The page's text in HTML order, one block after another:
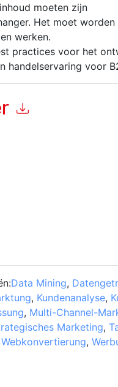
moeten zijn
Het moet
werken.
practices voor het
handelservaring voor
Data Mining,
, Kundenanalyse,
, Multi-Channel-
Marketing,
Webkonvertierung,